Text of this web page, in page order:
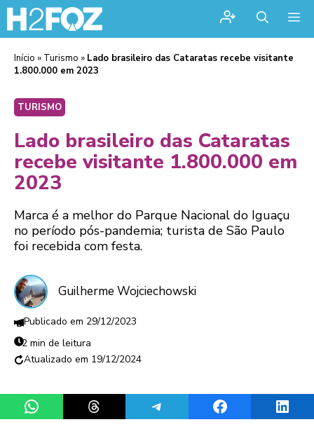
Início » Turismo » Lado brasileiro das Cataratas recebe visitante
1.800.000 em 2023
TURISMO
Lado brasileiro das Cataratas
recebe visitante 1.800.000 em
2023
Marca é a melhor do Parque Nacional do Iguaçu
no período pós-pandemia; turista de São Paulo
foi recebida com festa.
Guilherme Wojciechowski
29/12/2023
2 min de leitura
19/12/2024
Share on WhatsAppShare on ThreadsShare on TelegramShare on Facebook